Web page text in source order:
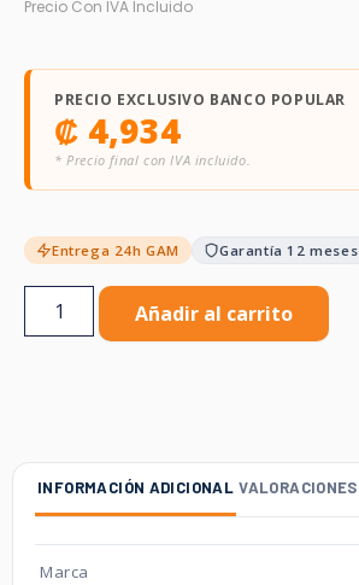
PRECIO EXCLUSIVO BANCO POPULAR
₡ 4,934
* Precio final con IVA incluido.
Entrega 24h GAM Garantía 12 meses
Añadir al carrito
INFORMACIÓN ADICIONAL
Marca